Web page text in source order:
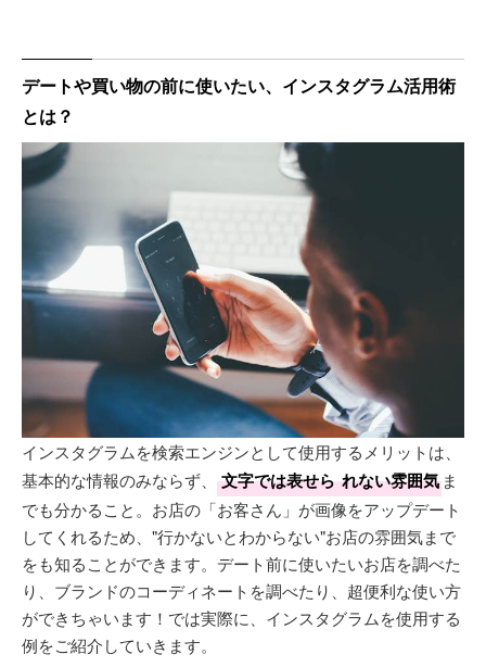
デートや買い物の前に使いたい、インスタグラム活用術
とは？
インスタグラムを検索エンジンとして使用するメリットは、
基本的な情報のみならず、
文字では表せら れない雰囲気 ま
でも分かること。お店の「お客さん」が画像をアップデート
してくれるため、"行かないとわからない"お店の雰囲気まで
をも知ることができます。デート前に使いたいお店を調べた
り、ブランドのコーディネートを調べたり、超便利な使い方
ができちゃいます！では実際に、インスタグラムを使用する
例をご紹介していきます。